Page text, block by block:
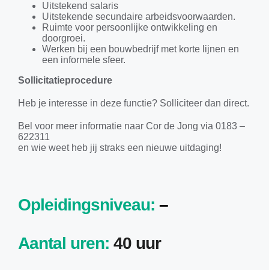
Uitstekend salaris
Uitstekende secundaire arbeidsvoorwaarden.
Ruimte voor persoonlijke ontwikkeling en
doorgroei.
Werken bij een bouwbedrijf met korte lijnen en
een informele sfeer.
Sollicitatieprocedure
Heb je interesse in deze functie? Solliciteer dan direct.
Bel voor meer informatie naar Cor de Jong via 0183 –
622311
en wie weet heb jij straks een nieuwe uitdaging!
Opleidingsniveau: –
Aantal uren: 40 uur